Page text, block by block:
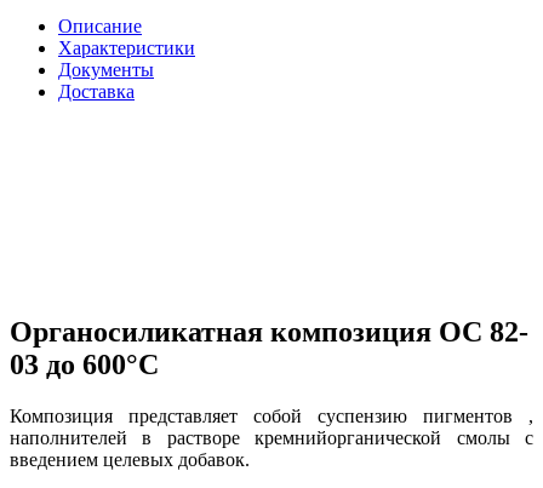
Описание
Характеристики
Документы
Доставка
Органосиликатная композиция ОС 82-
03 до 600°С
Композиция представляет собой суспензию пигментов ,
наполнителей в растворе кремнийорганической смолы с
введением целевых добавок.